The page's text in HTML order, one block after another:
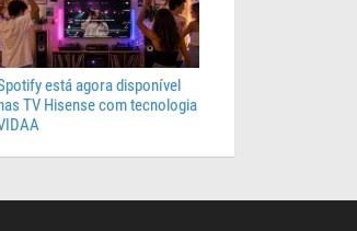
está agora disponível
TV Hisense com tecnologia